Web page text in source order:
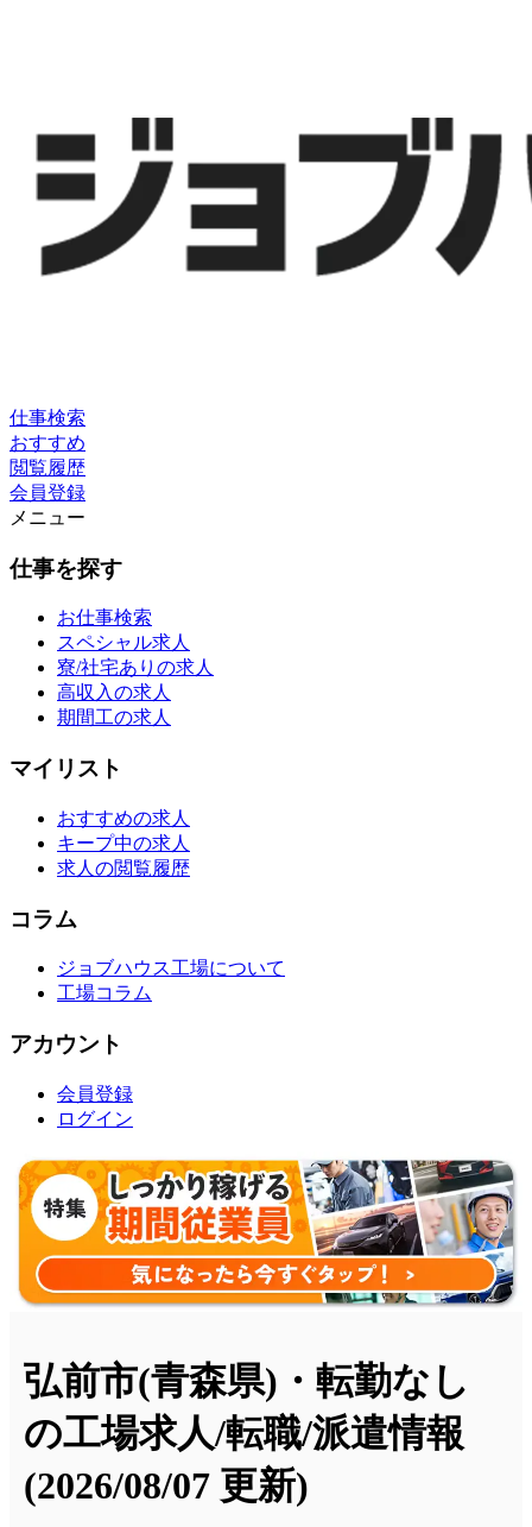
仕事検索
おすすめ
閲覧履歴
会員登録
メニュー
仕事を探す
お仕事検索
スペシャル求人
寮/社宅ありの求人
高収入の求人
期間工の求人
マイリスト
おすすめの求人
キープ中の求人
求人の閲覧履歴
コラム
ジョブハウス工場について
工場コラム
アカウント
会員登録
ログイン
弘前市(青森県)・転勤なし
の工場求人/転職/派遣情報
(2026/08/07 更新)